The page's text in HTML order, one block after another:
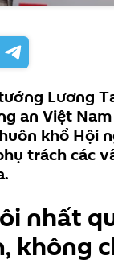
Lương
an Việt
khổ Hội
trách các
nhất
không